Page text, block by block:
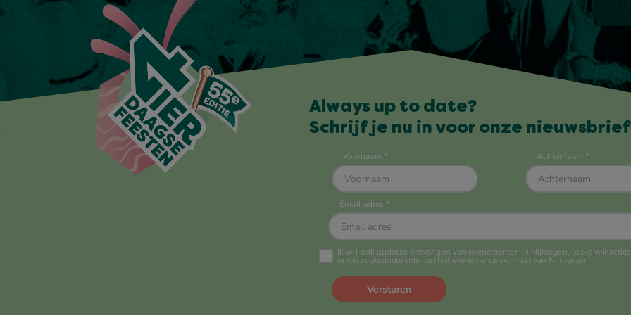
Always up to date?
Schrijf je nu in voor onze